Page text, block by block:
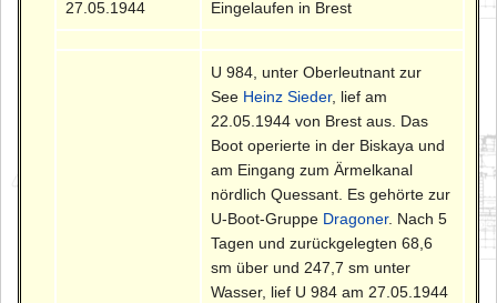
27.05.1944
Eingelaufen in Brest
U 984, unter Oberleutnant zur
See Heinz Sieder, lief am
22.05.1944 von Brest aus. Das
Boot operierte in der Biskaya und
am Eingang zum Ärmelkanal
nördlich Quessant. Es gehörte zur
U-Boot-Gruppe Dragoner. Nach 5
Tagen und zurückgelegten 68,6
sm über und 247,7 sm unter
Wasser, lief U 984 am 27.05.1944